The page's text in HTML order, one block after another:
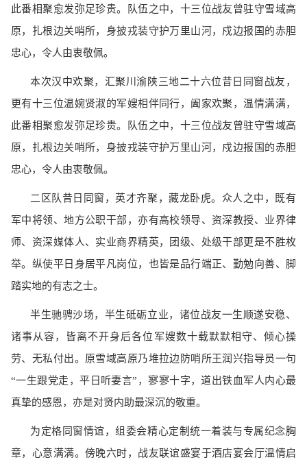
此番相聚愈发弥足珍贵。队伍之中，十三位战友曾驻守雪域高
原，扎根边关哨所，身披戎装守护万里山河，戍边报国的赤胆
忠心，令人由衷敬佩。
本次汉中欢聚，汇聚川渝陕三地二十六位昔日同窗战友，
更有十三位温婉贤淑的军嫂相伴同行，阖家欢聚，温情满满，
此番相聚愈发弥足珍贵。队伍之中，十三位战友曾驻守雪域高
原，扎根边关哨所，身披戎装守护万里山河，戍边报国的赤胆
忠心，令人由衷敬佩。
二区队昔日同窗，英才齐聚，藏龙卧虎。众人之中，既有
军中将领、地方公职干部，亦有高校领导、资深教授、业界律
师、资深媒体人、实业商界精英，团级、处级干部更是不胜枚
举。纵使平日身居平凡岗位，也皆是品行端正、勤勉向善、脚
踏实地的有志之士。
半生驰骋沙场，半生砥砺立业，诸位战友一生顺遂安稳、
诸事从容，皆离不开身后各位军嫂数十载默默相守、倾心操
劳、无私付出。原雪域高原乃堆拉边防哨所王润兴指导员一句
“一生跟党走，平日听妻言”，寥寥十字，道出铁血军人内心最
真挚的感恩，亦是对贤内助最深沉的敬重。
为定格同窗情谊，组委会精心定制统一着装与专属纪念胸
章，心意满满。傍晚六时，战友联谊盛宴于酒店宴会厅温情启